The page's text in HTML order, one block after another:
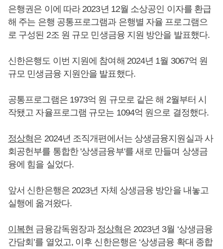
은행권은 이에 따라 2023년 12월 소상공인 이자를 환급
해 주는 은행 공통프로그램과 은행별 자율 프로그램으
로 구성된 2조 원 규모 민생금융 지원 방안을 발표했다.
신한은행도 이번 지원에 참여해 2024년 1월 3067억 원
규모 민생금융 지원안을 발표했다.
공통프로그램은 1973억 원 규모로 같은 해 2월부터 시
작됐고 자율프로그램 규모는 1094억 원으로 결정했다.
정상혁은 2024년 조직개편에서는 상생금융지원실과 사
회공헌부를 통합한 '상생금융부'를 새로 만들며 상생금
융에 힘을 실었다.
앞서 신한은행은 2023년 자체 상생금융 방안을 내놓고
실행에 옮겨왔다.
이복현 금융감독원장과 정상혁 은 2023년 3월 ‘상생금융
간담회’를 열었고, 이후 신한은행은 ‘상생금융 확대 종합